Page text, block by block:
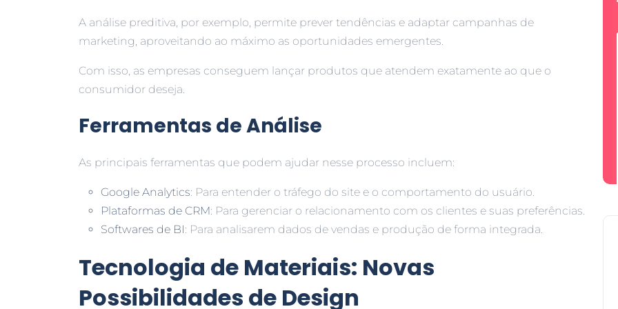
A análise preditiva, por exemplo, permite prever tendências e adaptar campanhas de
marketing, aproveitando ao máximo as oportunidades emergentes.
Com isso, as empresas conseguem lançar produtos que atendem exatamente ao que o
consumidor deseja.
Ferramentas de Análise
As principais ferramentas que podem ajudar nesse processo incluem:
Google Analytics: Para entender o tráfego do site e o comportamento do usuário.
Plataformas de CRM: Para gerenciar o relacionamento com os clientes e suas preferências.
Softwares de BI: Para analisarem dados de vendas e produção de forma integrada.
Tecnologia de Materiais: Novas
Possibilidades de Design